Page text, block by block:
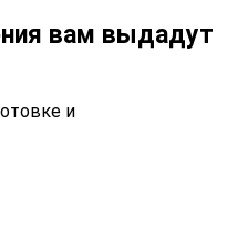
вам выдадут
и